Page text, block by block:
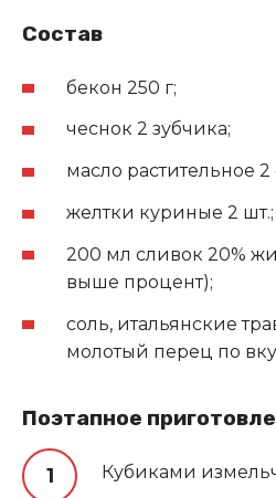
Состав
бекон 250 г;
чеснок 2 зубчика;
масло растительное 2
желтки куриные 2 шт.;
200 мл сливок 20%
выше процент);
соль, итальянские
молотый перец по
Поэтапное
Кубиками